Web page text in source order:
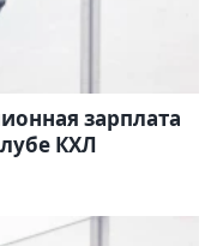
зарплата
КХЛ